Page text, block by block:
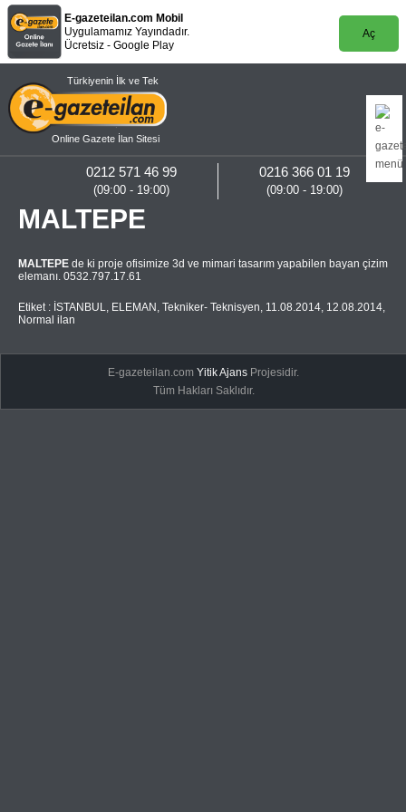
E-gazeteilan.com Mobil
Uygulamamız Yayındadır.
Ücretsiz - Google Play
Aç
Türkiyenin İlk ve Tek
Online Gazete İlan Sitesi
0216 366 01 19
(09:00 - 19:00)
0212 571 46 99
(09:00 - 19:00)
MALTEPE
MALTEPE de ki proje ofisimize 3d ve mimari tasarım yapabilen bayan çizim
elemanı. 0532.797.17.61
Etiket : İSTANBUL, ELEMAN , Tekniker- Teknisyen, 11.08.2014, 12.08.2014,
Normal ilan
E-gazeteilan.comYitik Ajans Projesidir.
Tüm Hakları Saklıdır.